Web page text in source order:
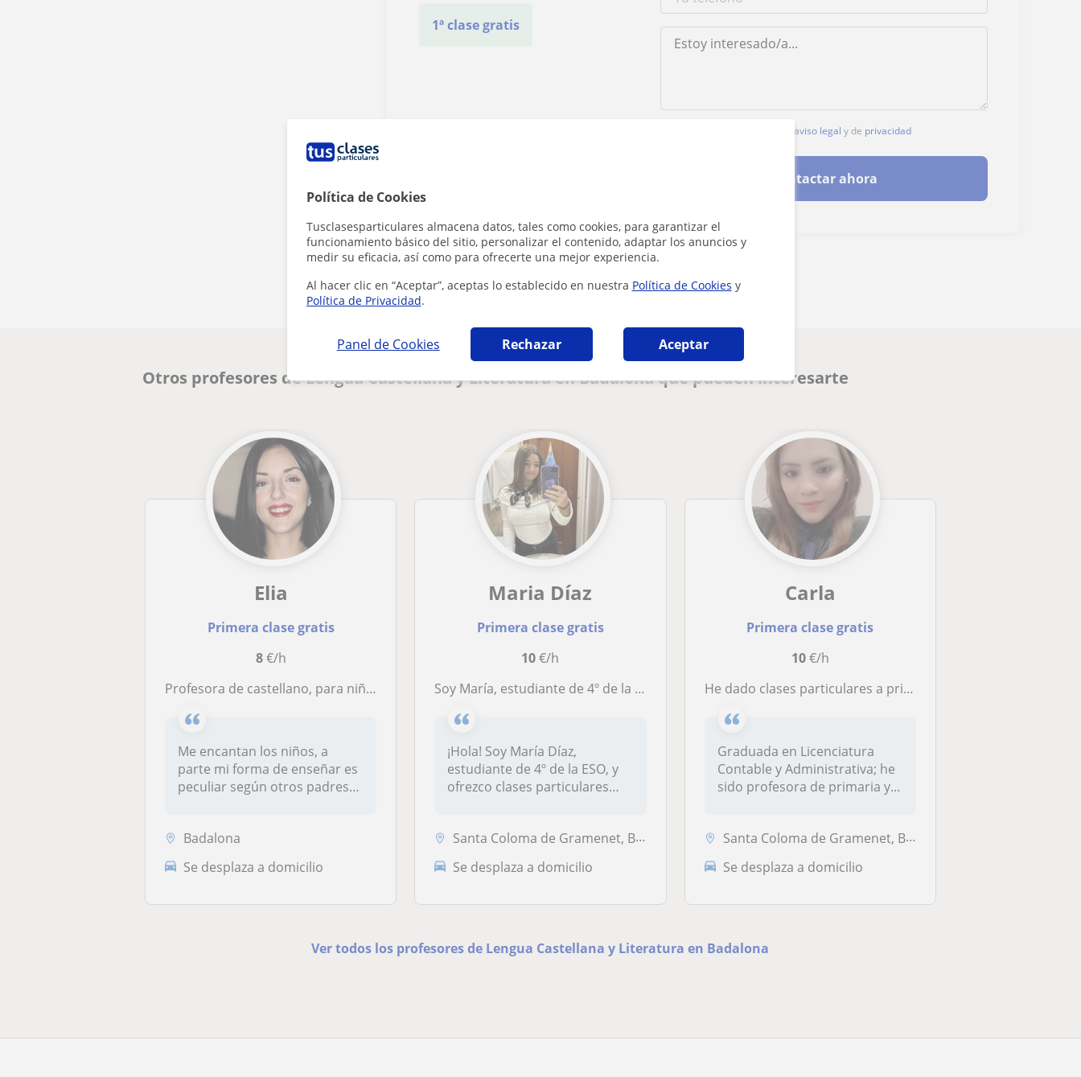
Política de Cookies
Tusclasesparticulares almacena datos, tales como cookies, para garantizar el
funcionamiento básico del sitio, personalizar el contenido, adaptar los anuncios y
medir su eficacia, así como para ofrecerte una mejor experiencia.
Al hacer clic en “Aceptar”, aceptas lo establecido en nuestra Política de Cookies y
Política de Privacidad.
Panel de Cookies Rechazar Aceptar
1ª clase gratis
aviso legal y de privacidad
Contactar ahora
¿Hay algún error en este perfil?Cuéntanos
Otros profesores de Lengua Castellana y Literatura en Badalona que pueden interesarte
Elia
Primera clase gratis
8€/h
Profesora de castellano, para niños menores de 12 años
Me encantan los niños, a
parte mi forma de enseñar es
peculiar según otros padres
Badalona
Se desplaza a domicilio
Maria Díaz
Primera clase gratis
10€/h
Soy María, estudiante de 4º de la ESO y busco niños de primaria o 1º de la ESO a los que impartir clases particulares de lengua
¡Hola! Soy María Díaz,
estudiante de 4º de la ESO, y
ofrezco clases particulares
Santa Coloma de Gramenet, Badalona, Sant Adrià de Besòs, Tiana
Se desplaza a domicilio
Carla
Primera clase gratis
10€/h
He dado clases particulares a primaria secundaria y bachillerato sobre la lengua castellana y literatura
Graduada en Licenciatura
Contable y Administrativa; he
sido profesora de primaria y...
Santa Coloma de Gramenet, Badalona, Sant Adrià de Besòs
Se desplaza a domicilio
Ver todos los profesores de Lengua Castellana y Literatura en Badalona